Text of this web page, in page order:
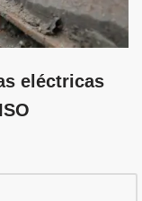
eléctricas